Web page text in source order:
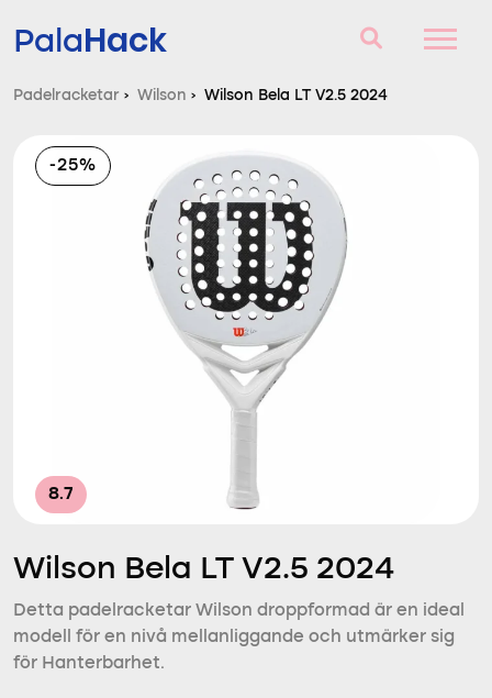
PalaHack
Frågor och svar
Komparator
Padelracketar › Wilson › Wilson Bela LT V2.5 2024
-25%
8.7
Wilson Bela LT V2.5 2024
Detta padelracketar Wilson droppformad är en ideal
modell för en nivå mellanliggande och utmärker sig
för Hanterbarhet.